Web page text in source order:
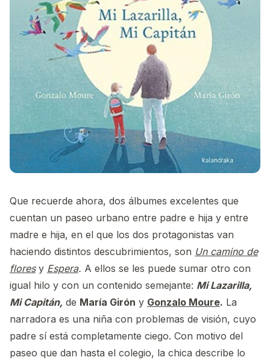
Que recuerde ahora, dos álbumes excelentes que
cuentan un paseo urbano entre padre e hija y entre
madre e hija, en el que los dos protagonistas van
haciendo distintos descubrimientos, son Un camino de
floresy Espera. A ellos se les puede sumar otro con
igual hilo y con un contenido semejante: Mi Lazarilla,
Mi Capitán, de María Girón y Gonzalo Moure. La
narradora es una niña con problemas de visión, cuyo
padre sí está completamente ciego. Con motivo del
paseo que dan hasta el colegio, la chica describe lo